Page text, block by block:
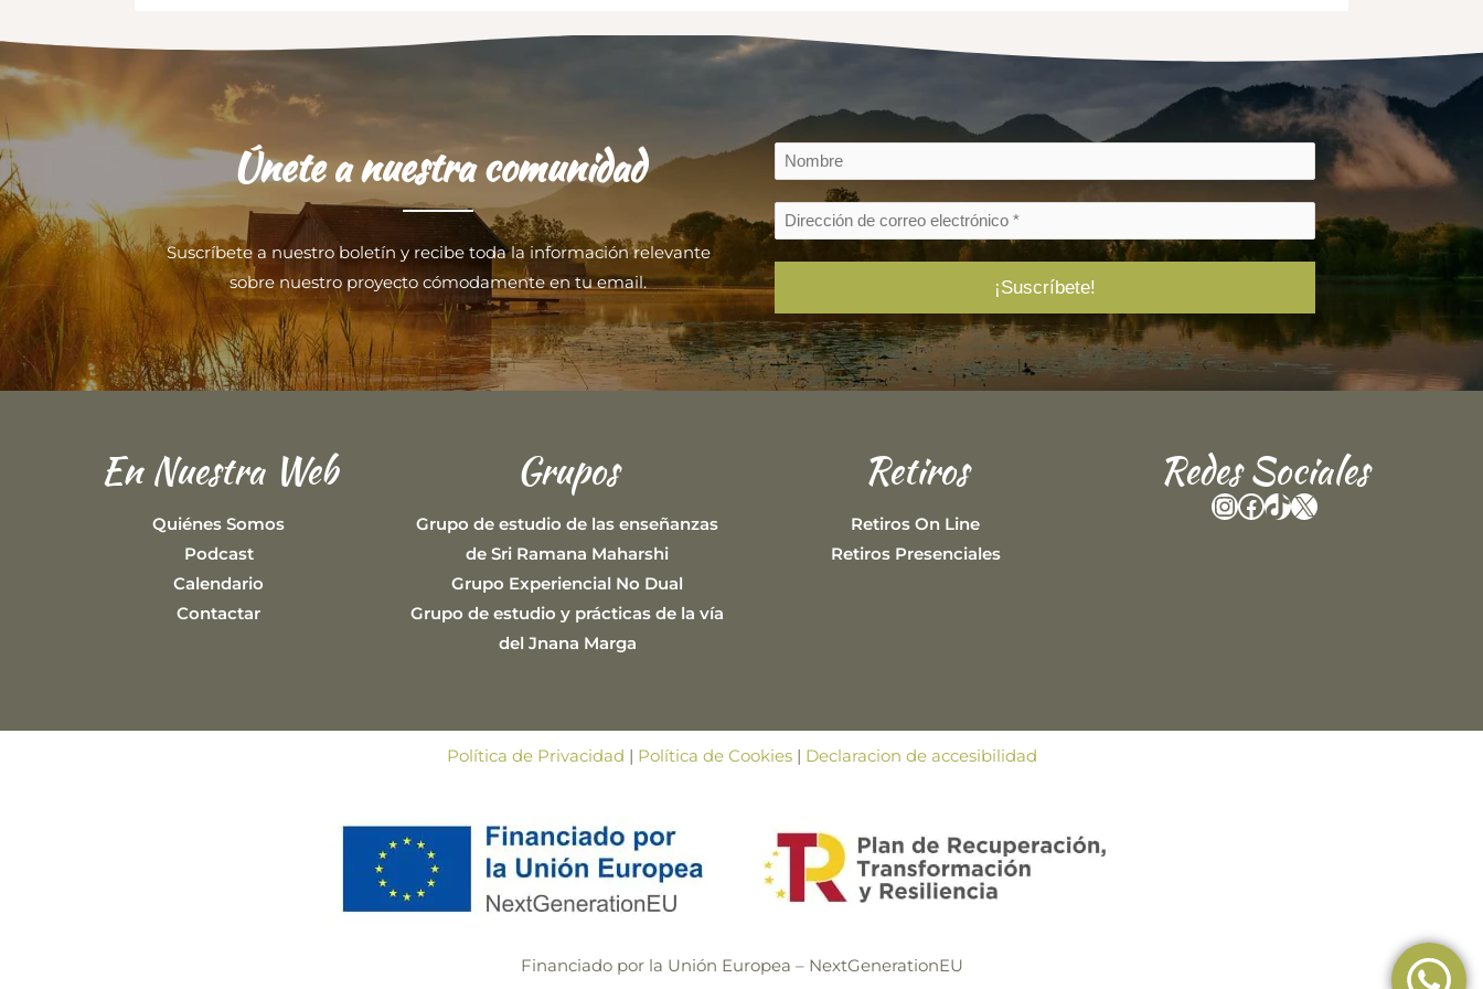
Únete a nuestra comunidad
Suscríbete a nuestro boletín y recibe toda la información relevante
sobre nuestro proyecto cómodamente en tu email.
En Nuestra Web
Quiénes Somos
Podcast
Calendario
Contactar
Grupos
Grupo de estudio de las enseñanzas
de Sri Ramana Maharshi
Grupo Experiencial No Dual
Grupo de estudio y prácticas de la vía
del Jnana Marga
Retiros
Retiros On Line
Retiros Presenciales
Redes Sociales
Instagram
Facebook
TikTok
X
Política de Privacidad | Política de Cookies| Declaracion de accesibilidad
Financiado por la Unión Europea – NextGenerationEU